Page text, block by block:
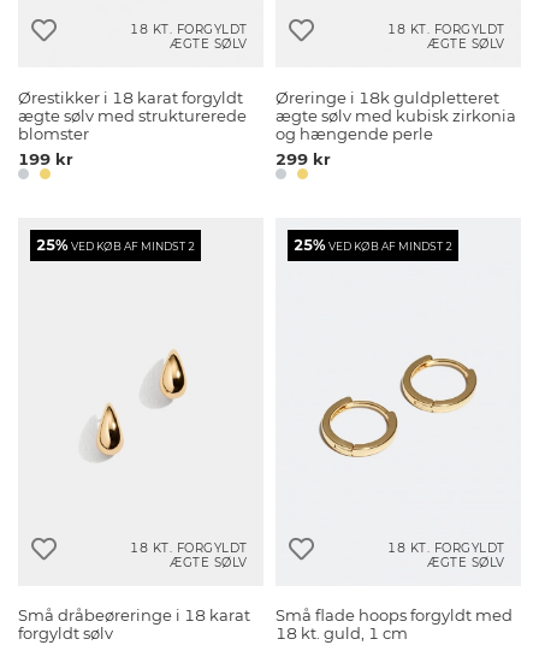
18 KT. FORGYLDT
ÆGTE SØLV
Ørestikker i 18 karat forgyldt
ægte sølv med strukturerede
blomster
199 kr
18 KT. FORGYLDT
ÆGTE SØLV
Øreringe i 18k guldpletteret
ægte sølv med kubisk zirkonia
og hængende perle
299 kr
25%VED KØB AF MINDST 2
18 KT. FORGYLDT
ÆGTE SØLV
Små dråbeøreringe i 18 karat
forgyldt sølv
25%VED KØB AF MINDST 2
18 KT. FORGYLDT
ÆGTE SØLV
Små flade hoops forgyldt med
18 kt. guld, 1 cm